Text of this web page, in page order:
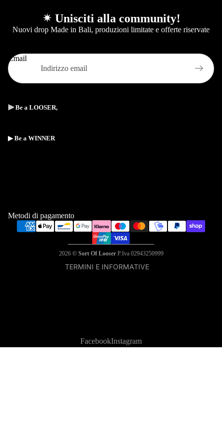
✴︎ Unisciti alla community!
Nuovi drop Made in Bali, produzioni limitate e offerte riservate
Email
⫸ Be a LOOSER,
▶︎ Be a WINNER
Metodi di pagamento
2026 © Sort Of Looser P.Iva 02943250999
TERMINI E INFORMATIVE
Recapiti
Termini e condizioni del servizio
Informativa sui rimborsi
FacebookInstagram